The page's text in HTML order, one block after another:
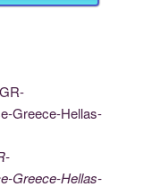
Greece-Hellas-